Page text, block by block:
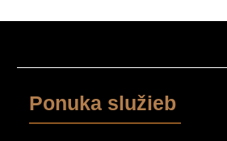
Ponuka služieb